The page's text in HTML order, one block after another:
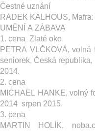
Čestné uznání
RADEK KALHOUS,
UMĚNÍ A ZÁBAVA
1. cena ­ Zlaté oko
PETRA VLČKOVÁ,
seniorek, Česká republika,
2014.
2. cena
MICHAEL HANKE, volný
2014 ­ srpen 2015.
3. cena
MARTIN HOLÍK,